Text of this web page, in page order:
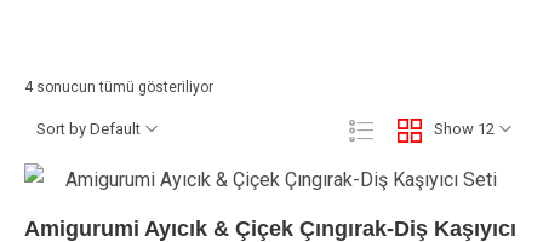
4 sonucun tümü gösteriliyor
Show 12
Sort by Default
Amigurumi Ayıcık & Çiçek Çıngırak-Diş Kaşıyıcı